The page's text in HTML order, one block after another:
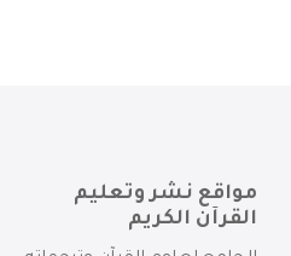
مواقع نشر وتعليم
القرآن الكريم